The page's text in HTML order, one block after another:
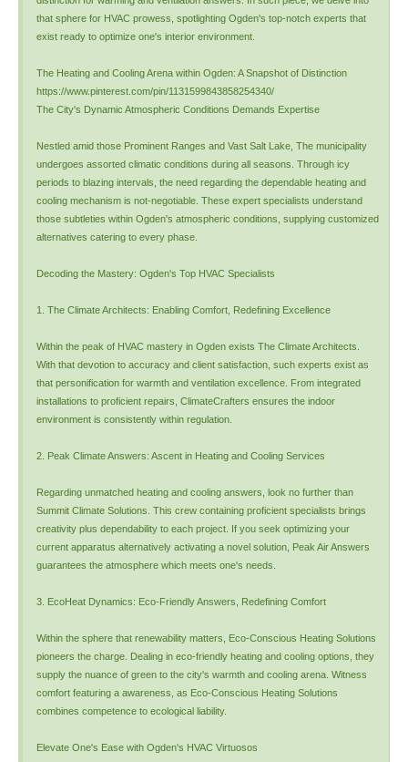
that sphere for HVAC prowess, spotlighting Ogden's top-notch experts that
exist ready to optimize one's interior environment.
The Heating and Cooling Arena within Ogden: A Snapshot of Distinction
https://www.pinterest.com/pin/1131599843858254340/
The City's Dynamic Atmospheric Conditions Demands Expertise
Nestled amid those Prominent Ranges and Vast Salt Lake, The municipality
undergoes assorted climatic conditions during all seasons. Through icy
periods to blazing intervals, the need regarding the dependable heating and
cooling mechanism is not-negotiable. These expert specialists understand
those subtleties within Ogden's atmospheric conditions, supplying customized
alternatives catering to every phase.
Decoding the Mastery: Ogden's Top HVAC Specialists
1. The Climate Architects: Enabling Comfort, Redefining Excellence
Within the peak of HVAC mastery in Ogden exists The Climate Architects.
With that devotion to accuracy and client satisfaction, such experts exist as
that personification for warmth and ventilation excellence. From integrated
installations to proficient repairs, ClimateCrafters ensures the indoor
environment is consistently within regulation.
2. Peak Climate Answers: Ascent in Heating and Cooling Services
Regarding unmatched heating and cooling answers, look no further than
Summit Climate Solutions. This crew containing proficient specialists brings
creativity plus dependability to each project. If you seek optimizing your
current apparatus alternatively activating a novel solution, Peak Air Answers
guarantees the atmosphere which meets one's needs.
3. EcoHeat Dynamics: Eco-Friendly Answers, Redefining Comfort
Within the sphere that renewability matters, Eco-Conscious Heating Solutions
pioneers the charge. Dealing in eco-friendly heating and cooling options, they
supply the nuance of green to the city's warmth and cooling arena. Witness
comfort featuring a awareness, as Eco-Conscious Heating Solutions
combines competence to ecological liability.
Elevate One's Ease with Ogden's HVAC Virtuosos